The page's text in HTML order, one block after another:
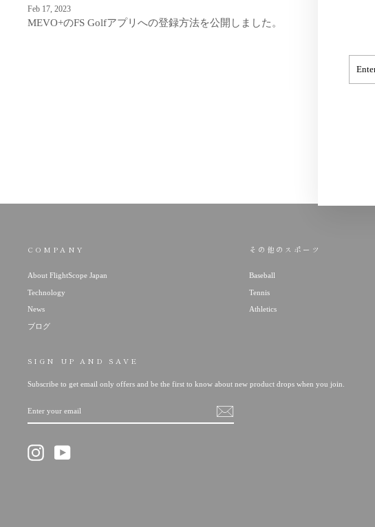
Feb 17, 2023
MEVO+のFS Golfアプリへの登録方法を公開しました。
COMPANY
About FlightScope Japan
Technology
News
ブログ
その他のスポーツ
Baseball
Tennis
Athletics
SIGN UP AND SAVE
Subscribe to get email only offers and be the first to know about new product drops when you join.
YOUR
EMAIL
InstagramYouTube